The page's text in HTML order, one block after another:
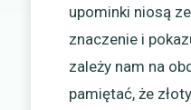
upominki niosą
znaczenie i
zależy nam na
pamiętać, że